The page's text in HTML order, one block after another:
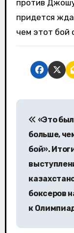
против
придется
чем этот бой
Н
«Это
больше,
бой».
боксеров
к